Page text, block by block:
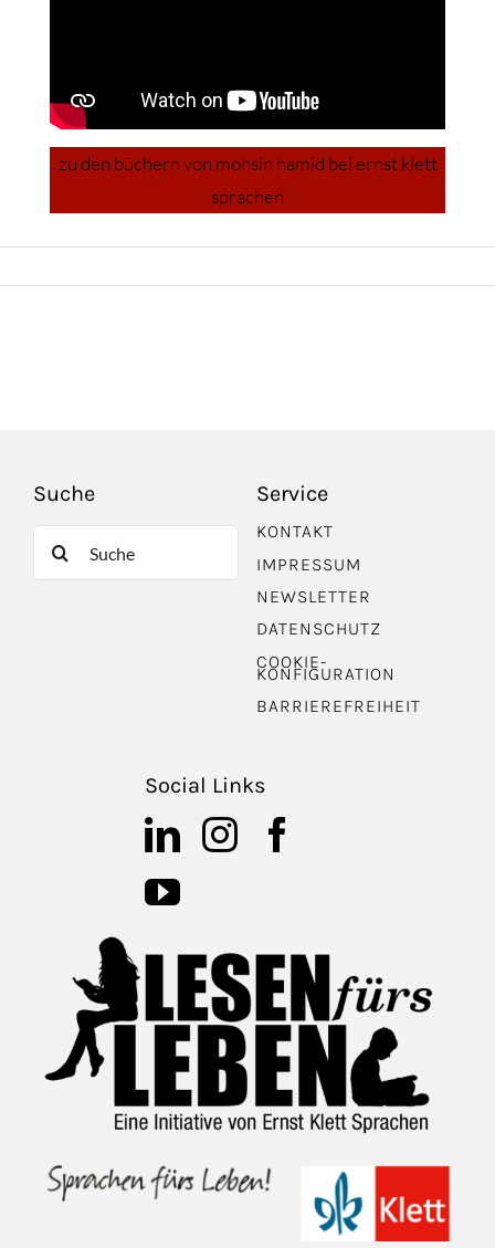
zu den büchern von mohsin hamid bei ernst klett
sprachen
Suche
Suche
nach:
Service
KONTAKT
IMPRESSUM
NEWSLETTER
DATENSCHUTZ
COOKIE-
KONFIGURATION
BARRIEREFREIHEIT
Social Links